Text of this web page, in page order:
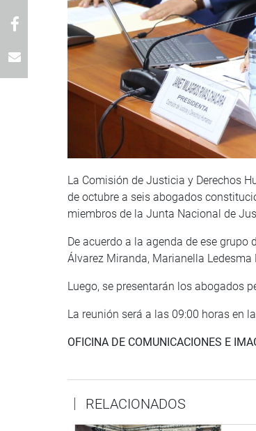
La Comisión de Justicia y Derechos
de octubre a seis abogados
miembros de la Junta Nacional de
De acuerdo a la agenda de ese
Álvarez Miranda, Marianella
Luego, se presentarán los abogados
La reunión será a las 09:00 horas en
OFICINA DE COMUNICACIONES E
RELACIONADOS